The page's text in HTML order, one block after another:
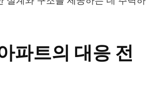
파트의 대응 전